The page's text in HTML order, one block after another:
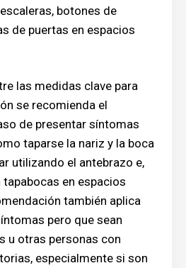
botones de
de puertas en espacios
las medidas clave para
se recomienda el
de presentar síntomas
taparse la nariz y la boca
utilizando el antebrazo e,
tapabocas en espacios
también aplica
pero que sean
u otras personas con
especialmente si son